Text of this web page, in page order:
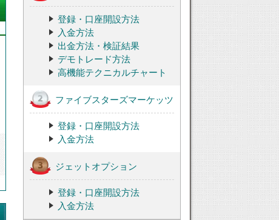
登録・口座開設方法
入金方法
出金方法・検証結果
デモトレード方法
高機能テクニカルチャート
ファイブスターズマーケッツ
登録・口座開設方法
入金方法
ジェットオプション
登録・口座開設方法
入金方法